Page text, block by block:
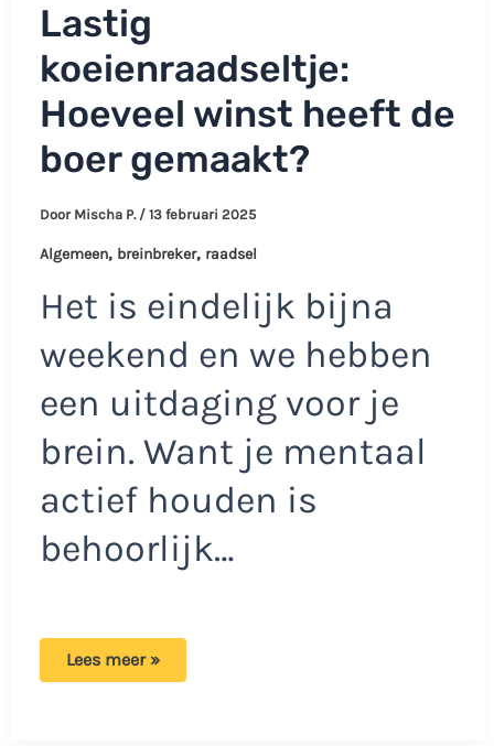
Lastig
koeienraadseltje:
Hoeveel winst heeft de
boer gemaakt?
Door Mischa P. / 13 februari 2025
Algemeen, breinbreker, raadsel
Het is eindelijk bijna
weekend en we hebben
een uitdaging voor je
brein. Want je mentaal
actief houden is
behoorlijk…
Lastig
koeienraadseltje:
Lees meer »